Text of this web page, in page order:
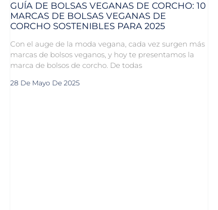
GUÍA DE BOLSAS VEGANAS DE CORCHO: 10
MARCAS DE BOLSAS VEGANAS DE
CORCHO SOSTENIBLES PARA 2025
Con el auge de la moda vegana, cada vez surgen más
marcas de bolsos veganos, y hoy te presentamos la
marca de bolsos de corcho. De todas
28 De Mayo De 2025